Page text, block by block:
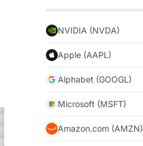
NVIDIA (NVDA)
Apple (AAPL)
Alphabet (GOOGL)
Microsoft (MSFT)
Amazon.com (AMZN)